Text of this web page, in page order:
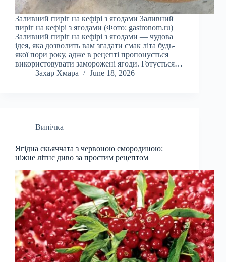
Заливний пиріг на кефірі з ягодами Заливний
пиріг на кефірі з ягодами (Фото: gastronom.ru)
Заливний пиріг на кефірі з ягодами — чудова
ідея, яка дозволить вам згадати смак літа будь-
якої пори року, адже в рецепті пропонується
використовувати заморожені ягоди. Готується…
Захар Хмара
June 18, 2026
Випічка
Ягідна скьяччата з червоною смородиною:
ніжне літнє диво за простим рецептом